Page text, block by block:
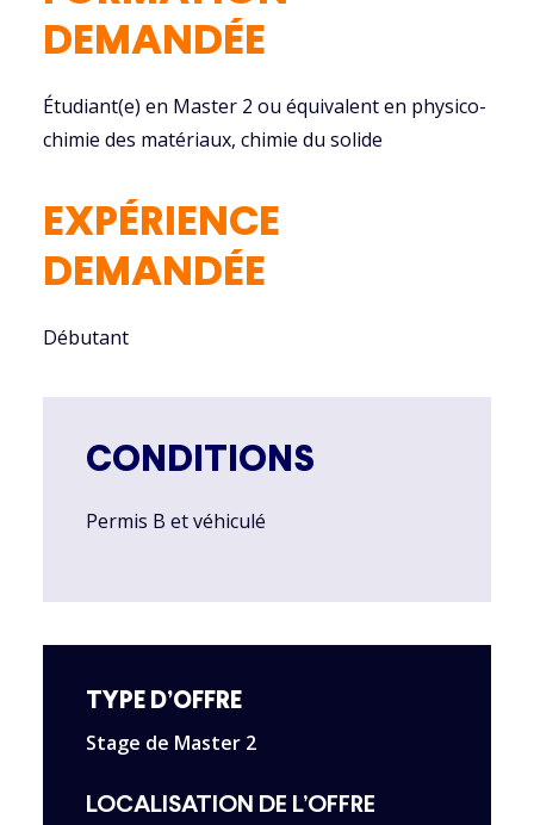
TYPE D’OFFRE
Stage de Master 2
LOCALISATION DE L’OFFRE
DEMANDÉE
Étudiant(e) en Master 2 ou équivalent en physico-
chimie des matériaux, chimie du solide
EXPÉRIENCE
DEMANDÉE
Débutant
CONDITIONS
Permis B et véhiculé